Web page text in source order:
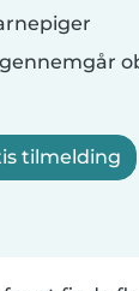
tilmelding